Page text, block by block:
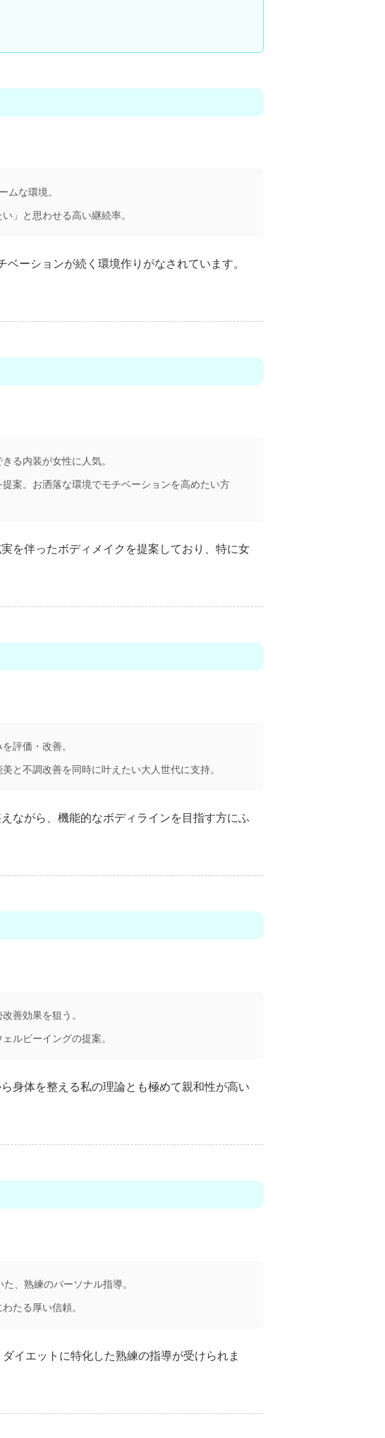
な環境。
」と思わせる高い継続率。
ーションが続く環境作りがなされています。
る内装が女性に人気。
案。お洒落な環境でモチベーションを高めたい方
を伴ったボディメイクを提案しており、特に女
評価・改善。
と不調改善を同時に叶えたい大人世代に支持。
ながら、機能的なボディラインを目指す方にふ
善効果を狙う。
ルビーイングの提案。
身体を整える私の理論とも極めて親和性が高い
、熟練のパーソナル指導。
たる厚い信頼。
イエットに特化した熟練の指導が受けられま